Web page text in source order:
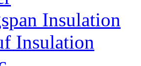
Insulation
Insulation